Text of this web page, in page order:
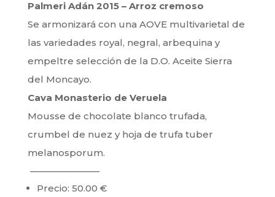
Palmeri Adán 2015 – Arroz cremoso
Se armonizará con una AOVE multivarietal de
las variedades royal, negral, arbequina y
empeltre selección de la D.O. Aceite Sierra
del Moncayo.
Cava Monasterio de Veruela
Mousse de chocolate blanco trufada,
crumbel de nuez y hoja de trufa tuber
melanosporum.
———————–
Precio: 50.00 €